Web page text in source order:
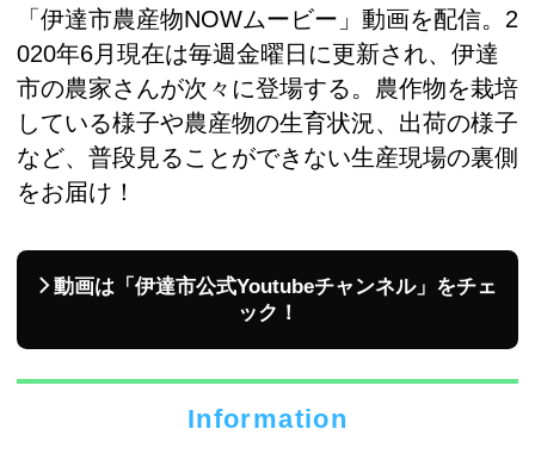
「伊達市農産物NOWムービー」動画を配信。2
020年6月現在は毎週金曜日に更新され、伊達
市の農家さんが次々に登場する。農作物を栽培
している様子や農産物の生育状況、出荷の様子
など、普段見ることができない生産現場の裏側
をお届け！
動画は「伊達市公式Youtubeチャンネル」をチェ
ック！
Information